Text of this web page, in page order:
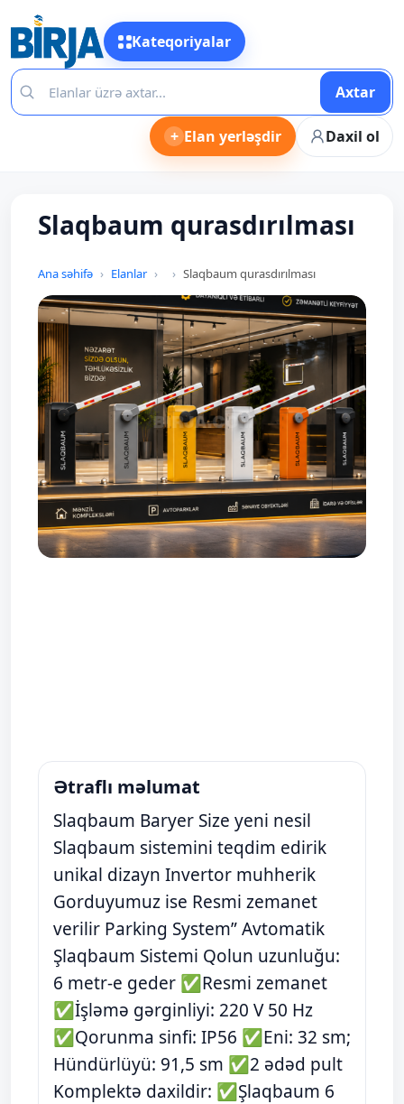
Kateqoriyalar
Axtar
+ Elan yerləşdir Daxil ol
Slaqbaum qurasdırılması
Ana səhifə Elanlar Slaqbaum qurasdırılması
Ətraflı məlumat
Slaqbaum Baryer Size yeni nesil
Slaqbaum sistemini teqdim edirik
unikal dizayn Invertor muhherik
Gorduyumuz ise Resmi zemanet
verilir Parking System” Avtomatik
Şlaqbaum Sistemi Qolun uzunluğu:
6 metr-e geder ✅Resmi zemanet
✅İşləmə gərginliyi: 220 V 50 Hz
✅Qorunma sinfi: IP56 ✅Eni: 32 sm;
Hündürlüyü: 91,5 sm ✅2 ədəd pult
Komplektə daxildir: ✅Şlaqbaum 6